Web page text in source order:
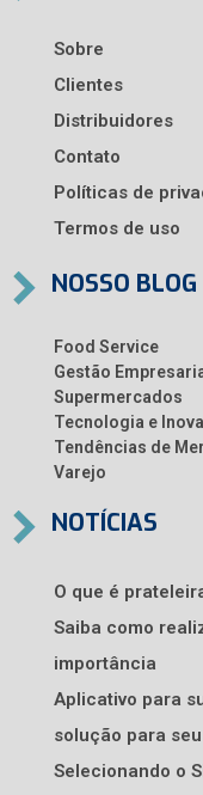
Sobre
Clientes
Distribuidores
Contato
Políticas de
Termos de uso
NOSSO BLOG
Food Service
Gestão
Supermercados
Tecnologia e
Tendências de
Varejo
NOTÍCIAS
O que é
Saiba como
importância
Aplicativo para
solução para
Selecionando o